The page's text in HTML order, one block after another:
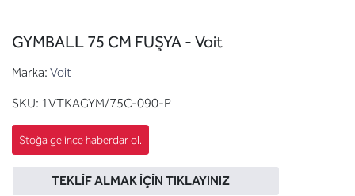
GYMBALL 75 CM FUŞYA - Voit
Marka: Voit
SKU: 1VTKAGYM/75C-090-P
TEKLIF ALMAK İÇIN TIKLAYINIZ